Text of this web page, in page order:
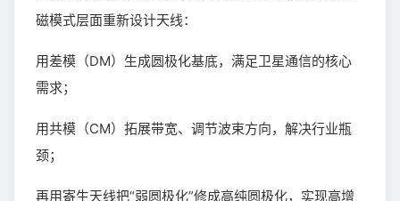
磁模式层面重新设计天线：
用差模（DM）生成圆极化基底，满足卫星通信的核心
需求；
用共模（CM）拓展带宽、调节波束方向，解决行业瓶
颈；
再用寄生天线把“弱圆极化”修成高纯圆极化，实现高增